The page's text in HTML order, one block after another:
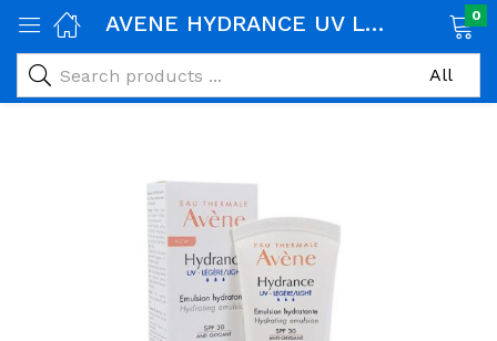
alimentaires)
AVENE HYDRANCE UV LEGERE SPF30 40ML 0